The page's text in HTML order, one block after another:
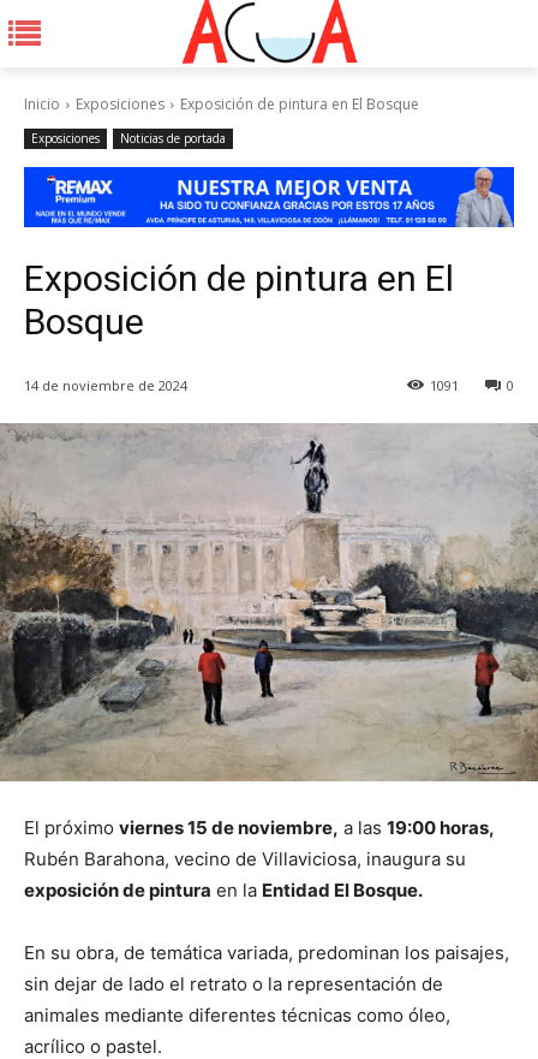
Inicio Exposiciones Exposición de pintura en El Bosque
Exposiciones Noticias de portada
Exposición de pintura en El
Bosque
14 de noviembre de 2024 0
1091
El próximo viernes 15 de noviembre, a las 19:00 horas,
Rubén Barahona, vecino de Villaviciosa, inaugura su
exposición de pintura en la Entidad El Bosque.
En su obra, de temática variada, predominan los paisajes,
sin dejar de lado el retrato o la representación de
animales mediante diferentes técnicas como óleo,
acrílico o pastel.